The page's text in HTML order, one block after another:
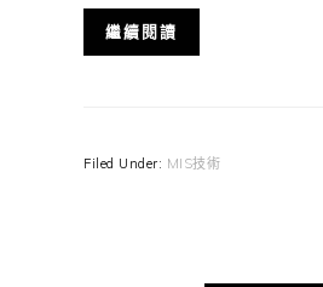
繼續閱讀
Filed Under: MIS技術